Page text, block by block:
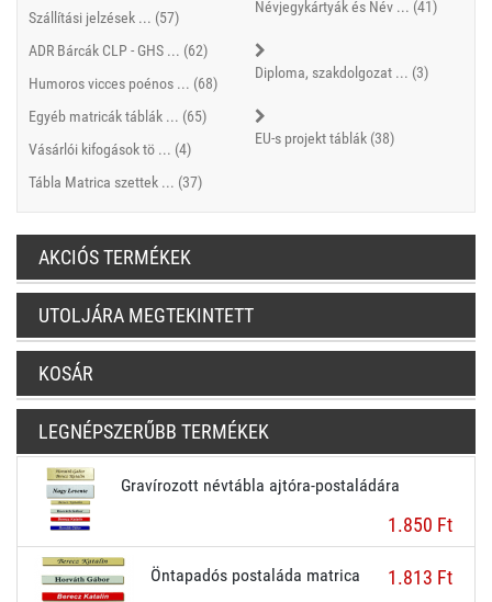
Szállítási jelzések ... (57)
ADR Bárcák CLP - GHS ... (62)
Humoros vicces poénos ... (68)
Egyéb matricák táblák ... (65)
Vásárlói kifogások tö ... (4)
Tábla Matrica szettek ... (37)
Névjegykártyák és Név ... (41)
Diploma, szakdolgozat ... (3)
EU-s projekt táblák (38)
AKCIÓS TERMÉKEK
UTOLJÁRA MEGTEKINTETT
KOSÁR
LEGNÉPSZERŰBB TERMÉKEK
Gravírozott névtábla ajtóra-postaládára
1.850 Ft
Öntapadós postaláda matrica 1.813 Ft